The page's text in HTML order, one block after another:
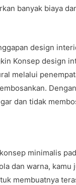
banyak biaya
design
Konsep design
melalui
dan tidak
minimalis
dan warna,
membuatnya